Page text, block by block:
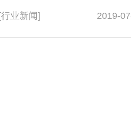
[行业新闻] 2019-